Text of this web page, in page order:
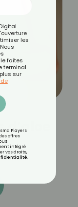
les
faites
terminal
sur
Players
offres
intégré
vos droits,
.